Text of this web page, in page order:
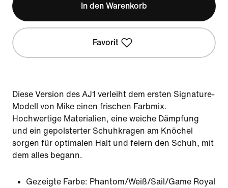
In den Warenkorb
Favorit
Diese Version des AJ1 verleiht dem ersten Signature-
Modell von Mike einen frischen Farbmix.
Hochwertige Materialien, eine weiche Dämpfung
und ein gepolsterter Schuhkragen am Knöchel
sorgen für optimalen Halt und feiern den Schuh, mit
dem alles begann.
Gezeigte Farbe: Phantom/Weiß/Sail/Game Royal